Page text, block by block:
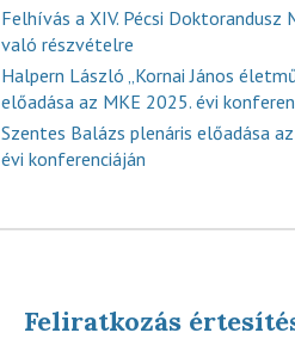
Felhívás a XIV. Pécsi Doktorandusz
való részvételre
Halpern László „Kornai János
előadása az MKE 2025. évi
Szentes Balázs plenáris előadása
évi konferenciáján
Feliratkozás